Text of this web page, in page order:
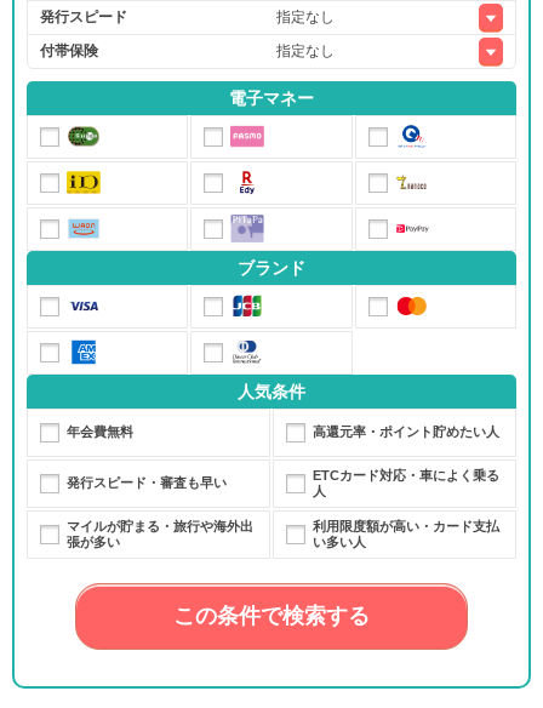
発行スピード
付帯保険
電子マネー
ブランド
人気条件
年会費無料 高還元率・ポイント貯めたい人
発行スピード・審査も早い
ETCカード対応・車によく乗る
人
マイルが貯まる・旅行や海外出
張が多い
利用限度額が高い・カード支払
い多い人
この条件で検索する